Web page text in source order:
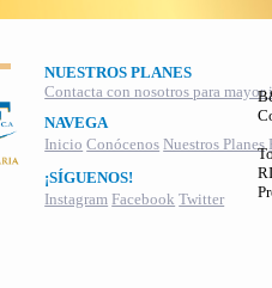
NUESTROS PLANES
Contacta con nosotros para
NAVEGA
Inicio Conócenos Nuestros Planes
¡SÍGUENOS!
Instagram Facebook Twitter